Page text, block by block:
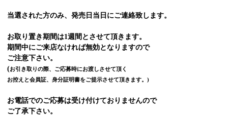
当選された方のみ、発売日当日にご連絡致します。
お取り置き期間は1週間とさせて頂きます。
期間中にご来店なければ無効となりますので
ご注意下さい。
(お引き取りの際、ご応募時にお渡しさせて頂く
お控えと会員証、身分証明書をご提示させて頂きます。)
お電話でのご応募は受け付けておりませんので
ご了承下さい。